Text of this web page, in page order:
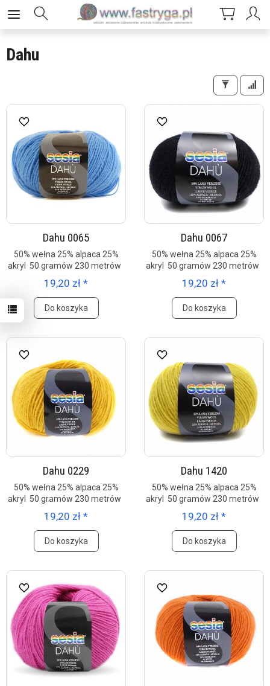
Dahu
Dahu 0065
50% wełna 25% alpaca 25%
akryl 50 gramów 230 metrów
19,20 zł *
Do koszyka
Dahu 0067
50% wełna 25% alpaca 25%
akryl 50 gramów 230 metrów
19,20 zł *
Do koszyka
Dahu 0229
50% wełna 25% alpaca 25%
akryl 50 gramów 230 metrów
19,20 zł *
Do koszyka
Dahu 1420
50% wełna 25% alpaca 25%
akryl 50 gramów 230 metrów
19,20 zł *
Do koszyka